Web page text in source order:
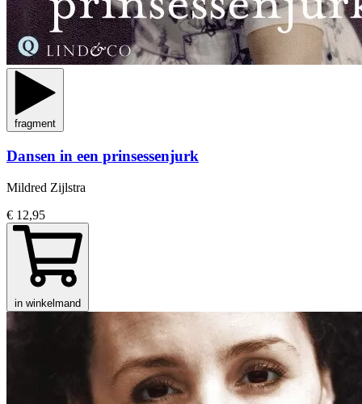
fragment
Dansen in een prinsessenjurk
Mildred Zijlstra
€ 12,95
in winkelmand